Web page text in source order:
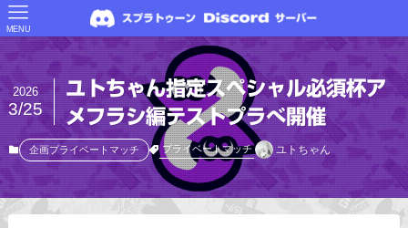
MENU
ユトちゃん指定スペシャル必須杯ア
メフラシ編テストプラべ開催
2026
3/25
企画プライベートマッチ プライベートマッチ ユトちゃん